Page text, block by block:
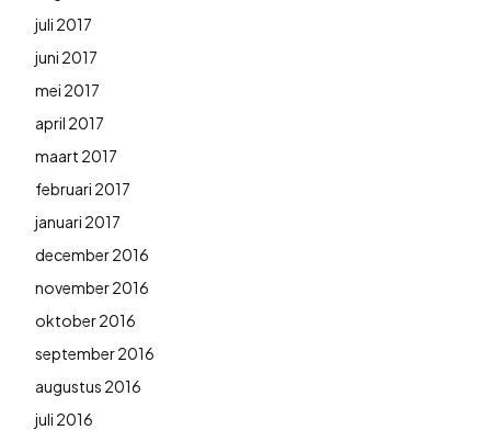
juli 2017
juni 2017
mei 2017
april 2017
maart 2017
februari 2017
januari 2017
december 2016
november 2016
oktober 2016
september 2016
augustus 2016
juli 2016